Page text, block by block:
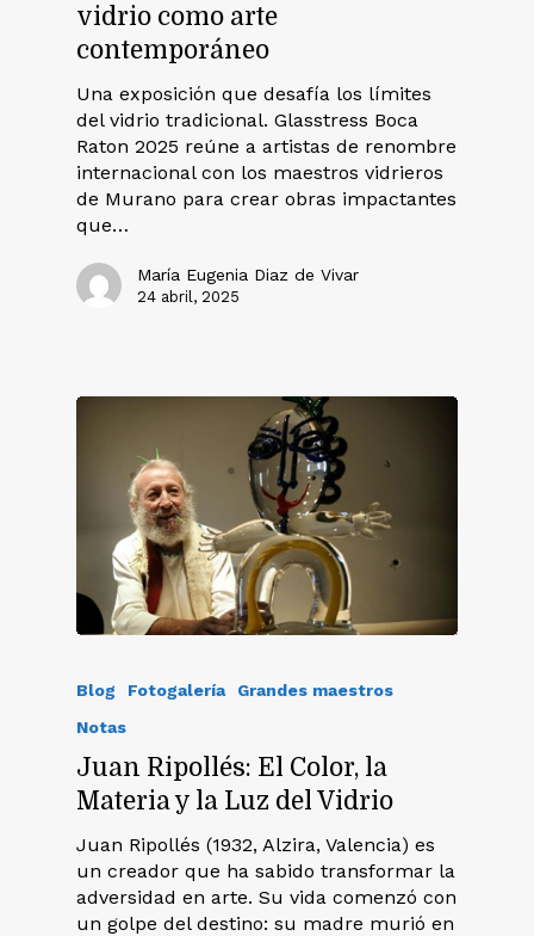
vidrio como arte
contemporáneo
Una exposición que desafía los límites
del vidrio tradicional. Glasstress Boca
Raton 2025 reúne a artistas de renombre
internacional con los maestros vidrieros
de Murano para crear obras impactantes
que…
María Eugenia Diaz de Vivar
24 abril, 2025
Blog Fotogalería
Grandes maestros
Notas
Juan Ripollés: El Color, la
Materia y la Luz del Vidrio
Juan Ripollés (1932, Alzira, Valencia) es
un creador que ha sabido transformar la
adversidad en arte. Su vida comenzó con
un golpe del destino: su madre murió en